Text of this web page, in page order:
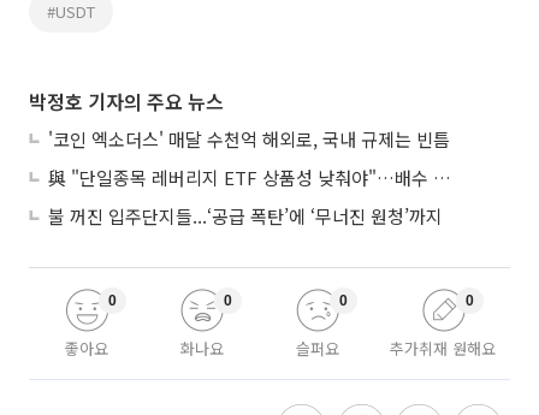
#USDT
박정호 기자의 주요 뉴스
'코인 엑소더스' 매달 수천억 해외로, 국내 규제는 빈틈
與 "단일종목 레버리지 ETF 상품성 낮춰야"…배수 조정안도 거론
불 꺼진 입주단지들...‘공급 폭탄’에 ‘무너진 원청’까지
좋아요
0
화나요
0
슬퍼요
0
추가취재 원해요
0